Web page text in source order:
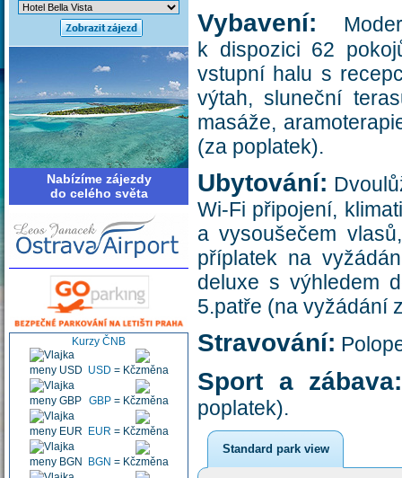
Nabízíme zájezdy
do celého světa
Kurzy ČNB
USD = Kč
GBP= Kč
EUR = Kč
BGN = Kč
Vybavení:
k dispozici 62
vstupní halu s
výtah, sluneční
masáže,
(za poplatek).
Ubytování:
Wi-Fi připojení,
a vysoušečem
příplatek na
deluxe s výhledem
5.patře (na vyžádání
Stravování:
Sport a zábava:
poplatek).
Standard park view